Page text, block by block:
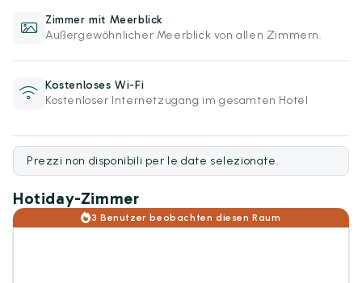
Zimmer mit Meerblick
Außergewöhnlicher Meerblick von allen Zimmern.
Kostenloses Wi-Fi
Kostenloser Internetzugang im gesamten Hotel
Prezzi non disponibili per le date selezionate.
Hotiday-Zimmer
3 Benutzer beobachten diesen Raum